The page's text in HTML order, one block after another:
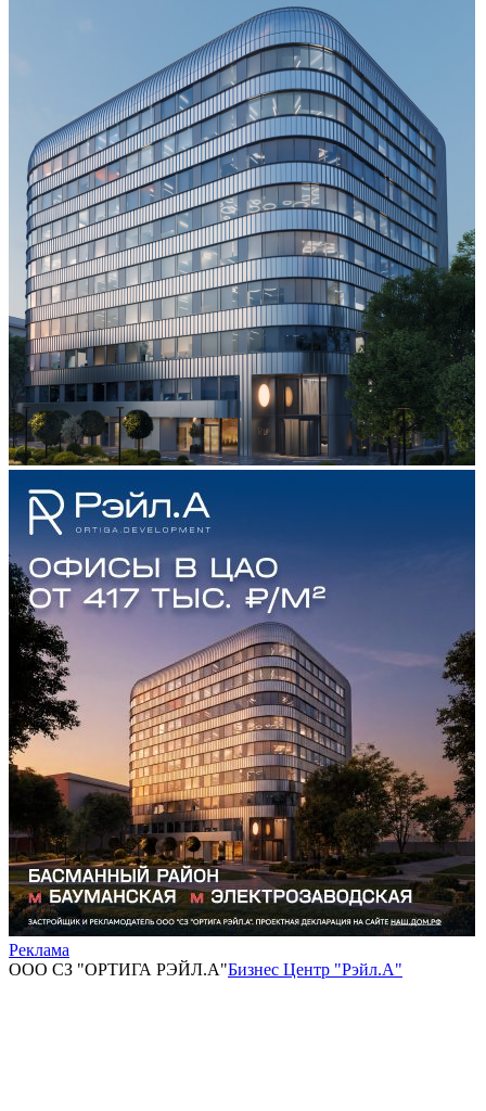
Реклама
ООО СЗ "ОРТИГА РЭЙЛ.А"Бизнес Центр "Рэйл.А"